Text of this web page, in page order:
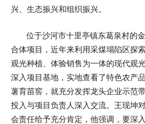
兴、生态振兴和组织振兴。
位于沙河市十里亭镇东葛泉村的
合体项目，近年来利用采煤塌陷区探
观光种植、体验销售为一体的现代观
深入项目基地，实地查看了特色农产
薯育苗窖，就充分发挥龙头企业示范
投入与项目负责人深入交流。王现坤
会责任给予充分肯定，他强调，要深